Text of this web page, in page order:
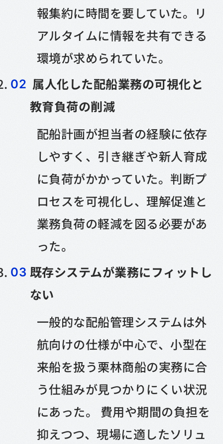
報集約に時間を要していた。リ
アルタイムに情報を共有できる
環境が求められていた。
属人化した配船業務の可視化と
教育負荷の削減
配船計画が担当者の経験に依存
しやすく、引き継ぎや新人育成
に負荷がかかっていた。判断プ
ロセスを可視化し、理解促進と
業務負荷の軽減を図る必要があ
った。
既存システムが業務にフィットし
ない
一般的な配船管理システムは外
航向けの仕様が中心で、小型在
来船を扱う栗林商船の実務に合
う仕組みが見つかりにくい状況
にあった。 費用や期間の負担を
抑えつつ、現場に適したソリュ